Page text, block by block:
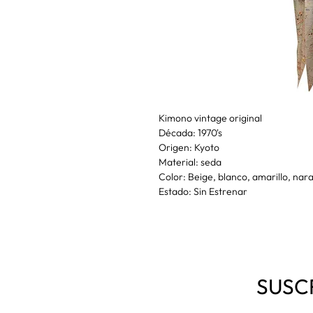
Kimono vintage original
Década: 1970's
Origen: Kyoto
Material: seda
Color: Beige, blanco, amarillo,
Estado: Sin Estrenar